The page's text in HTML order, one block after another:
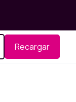
Recargar